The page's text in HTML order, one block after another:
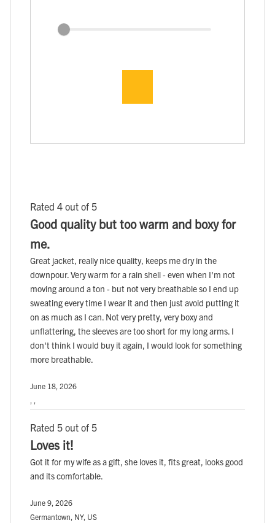
Rated 4 out of 5
Good quality but too warm and boxy for
me.
Great jacket, really nice quality, keeps me dry in the
downpour. Very warm for a rain shell - even when I'm not
moving around a ton - but not very breathable so I end up
sweating every time I wear it and then just avoid putting it
on as much as I can. Not very pretty, very boxy and
unflattering, the sleeves are too short for my long arms. I
don't think I would buy it again, I would look for something
more breathable.
June 18, 2026
, ,
Rated 5 out of 5
Loves it!
Got it for my wife as a gift, she loves it, fits great, looks good
and its comfortable.
June 9, 2026
Germantown, NY, US